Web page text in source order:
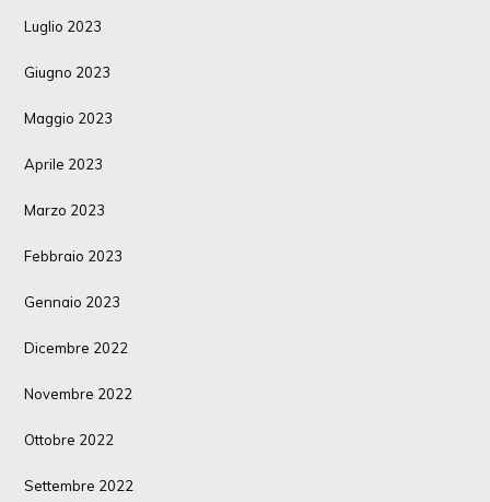
Luglio 2023
Giugno 2023
Maggio 2023
Aprile 2023
Marzo 2023
Febbraio 2023
Gennaio 2023
Dicembre 2022
Novembre 2022
Ottobre 2022
Settembre 2022